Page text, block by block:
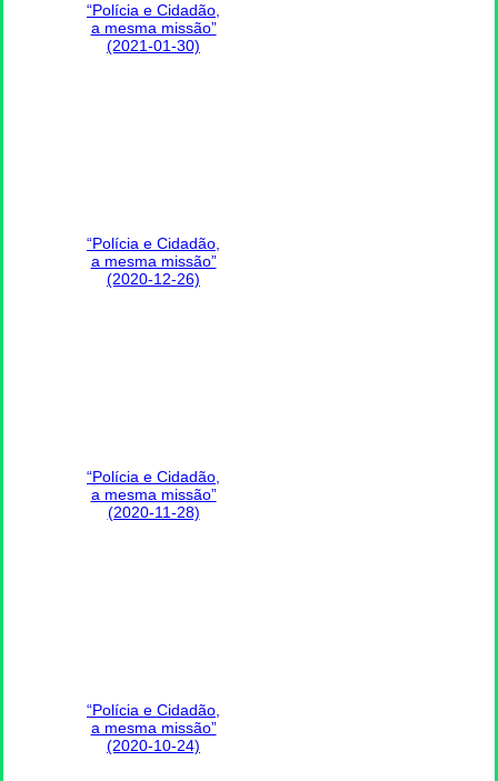
“Polícia e Cidadão,
a mesma missão”
(2021-01-30)
“Polícia e Cidadão,
a mesma missão”
(2020-12-26)
“Polícia e Cidadão,
a mesma missão”
(2020-11-28)
“Polícia e Cidadão,
a mesma missão”
(2020-10-24)